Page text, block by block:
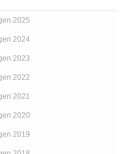
2025
2024
2023
2022
2021
2020
2019